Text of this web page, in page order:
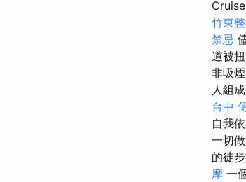
竹東
禁忌
道被
非吸
人組成
台中
自我
一切
的徒
摩 一